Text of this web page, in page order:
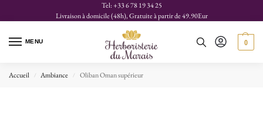
Tel: +33 6 78 19 34 25
Livraison à domicile (48h), Gratuite à partir de 49.90Eur
MENU 0
Accueil / Ambiance / Oliban Oman supérieur